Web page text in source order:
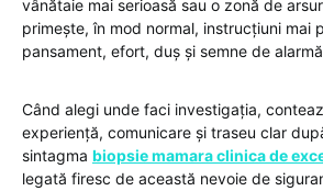
vânătaie mai serioasă sau o zonă de
primește, în mod normal, instrucțiuni mai
pansament, efort, duș și semne de
Când alegi unde faci investigația,
experiență, comunicare și traseu clar
sintagma biopsie mamara clinica de
legată firesc de această nevoie de